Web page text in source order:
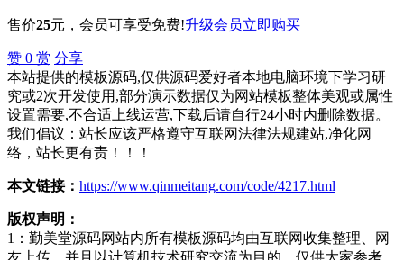
售价25元 ，会员可享受免费!升级会员立即购买
赞 0 赏 分享
本站提供的模板源码,仅供源码爱好者本地电脑环境下学习研
究或2次开发使用,部分演示数据仅为网站模板整体美观或属性
设置需要,不合适上线运营,下载后请自行24小时内删除数据。
我们倡议：站长应该严格遵守互联网法律法规建站,净化网
络，站长更有责！！！
本文链接： https://www.qinmeitang.com/code/4217.html
版权声明：
1：勤美堂源码网站内所有模板源码均由互联网收集整理、网
友上传，并且以计算机技术研究交流为目的，仅供大家参考、